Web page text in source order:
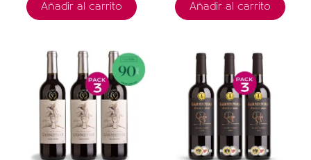
Añadir al carrito Añadir al carrito